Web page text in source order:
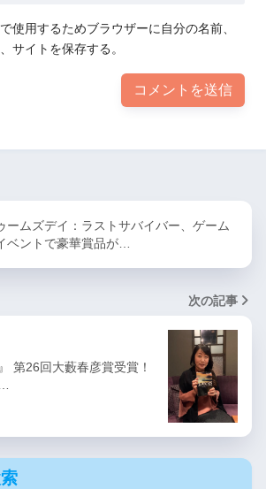
使用するためブラウザーに自分の名前、
サイトを保存する。
ームズデイ：ラストサバイバー、ゲーム
ベントで豪華賞品が…
次の記事
第26回大藪春彦賞受賞！